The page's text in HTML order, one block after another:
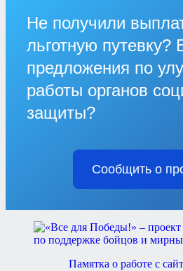
Не получили
льготную путевку?
предложения по
работы органов
защиты?
Сообщить о
Памятка о работе с